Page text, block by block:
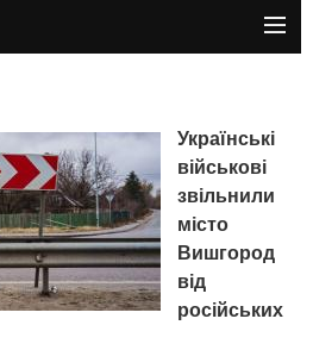
Українські
військові
звільнили
місто
Вишгород
від
російських